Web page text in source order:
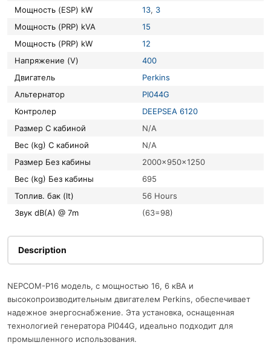
Мощность (ESP) kW
13, 3
Мощность (PRP) kVA
15
Мощность (PRP) kW
12
Напряжение (V)
400
Двигатель
Perkins
Альтернатор
PI044G
Контролер
DEEPSEA 6120
Размер С кабиной
N/A
Вес (kg) С кабиной
N/A
Размер Без кабины
2000x950x1250
Вес (kg) Без кабины
695
Топлив. бак (lt)
56 Hours
Звук dB(A) @ 7m
(63=98)
Description
NEPCOM-P16 модель, с мощностью 16, 6 кВА и
высокопроизводительным двигателем Perkins, обеспечивает
надежное энергоснабжение. Эта установка, оснащенная
технологией генератора PI044G, идеально подходит для
промышленного использования.